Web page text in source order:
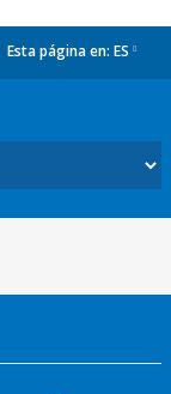
Esta página en: ES